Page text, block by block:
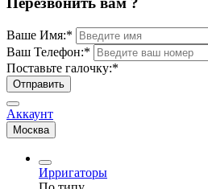
Ваше Имя:*
Ваш Телефон:*
Поставьте галочку:*
Отправить
Аккаунт
Москва
Ирригаторы